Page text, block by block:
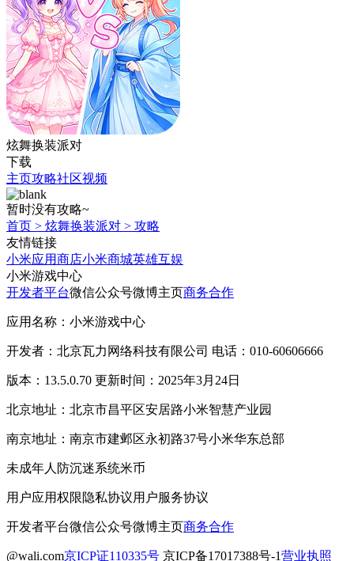
炫舞换装派对
下载
主页攻略社区视频
暂时没有攻略~
首页 > 炫舞换装派对 > 攻略
友情链接
小米应用商店小米商城英雄互娱
小米游戏中心
开发者平台微信公众号微博主页商务合作
应用名称：小米游戏中心
开发者：北京瓦力网络科技有限公司 电话：010-60606666
版本：13.5.0.70 更新时间：2025年3月24日
北京地址：北京市昌平区安居路小米智慧产业园
南京地址：南京市建邺区永初路37号小米华东总部
未成年人防沉迷系统米币
用户应用权限隐私协议用户服务协议
开发者平台微信公众号微博主页商务合作
@wali.com京ICP证110335号 京ICP备17017388号-1营业执照